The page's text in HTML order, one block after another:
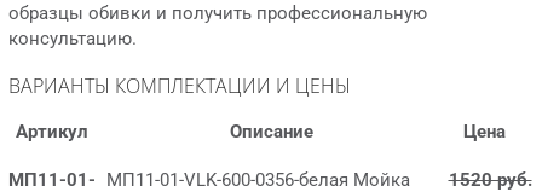
образцы обивки и получить профессиональную
консультацию.
ВАРИАНТЫ КОМПЛЕКТАЦИИ И ЦЕНЫ
Артикул Описание Цена
МП11-01-
МП11-01-VLK-600-0356-белая Мойка
1520 руб.